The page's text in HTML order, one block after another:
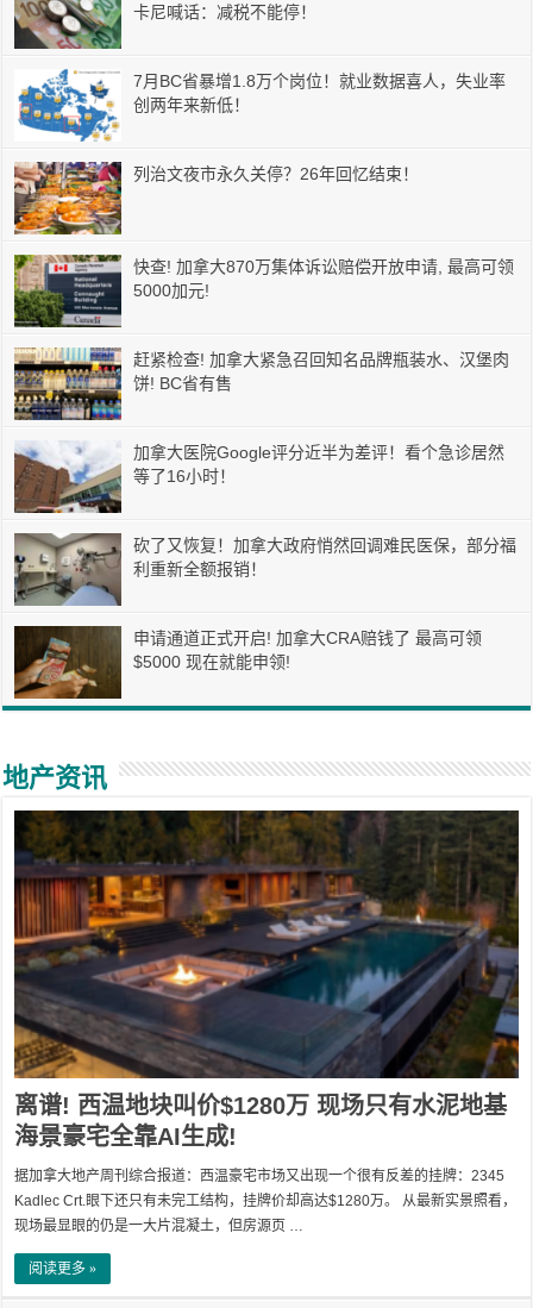
卡尼喊话：减税不能停！
7月BC省暴增1.8万个岗位！就业数据喜人，失业率
创两年来新低！
列治文夜市永久关停？26年回忆结束！
快查! 加拿大870万集体诉讼赔偿开放申请, 最高可领
5000加元!
赶紧检查! 加拿大紧急召回知名品牌瓶装水、汉堡肉
饼! BC省有售
加拿大医院Google评分近半为差评！看个急诊居然
等了16小时！
砍了又恢复！加拿大政府悄然回调难民医保，部分福
利重新全额报销！
申请通道正式开启! 加拿大CRA赔钱了 最高可领
$5000 现在就能申领!
地产资讯
离谱! 西温地块叫价$1280万 现场只有水泥地基
海景豪宅全靠AI生成!
据加拿大地产周刊综合报道：西温豪宅市场又出现一个很有反差的挂牌：2345
Kadlec Crt.眼下还只有未完工结构，挂牌价却高达$1280万。 从最新实景照看，
现场最显眼的仍是一大片混凝土，但房源页 …
阅读更多 »